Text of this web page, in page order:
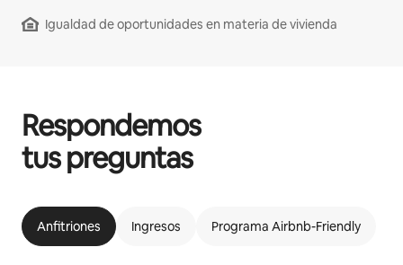
Igualdad de oportunidades en materia de vivienda
Respondemos
tus preguntas
Anfitriones Ingresos Programa Airbnb-Friendly